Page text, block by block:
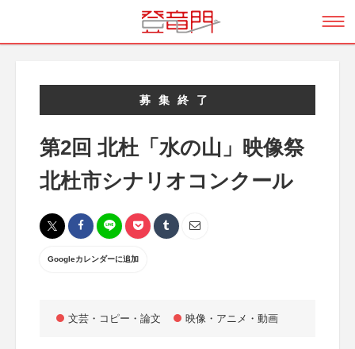
募集終了
第2回 北杜「水の山」映像祭
北杜市シナリオコンクール
Googleカレンダーに追加
文芸・コピー・論文 映像・アニメ・動画